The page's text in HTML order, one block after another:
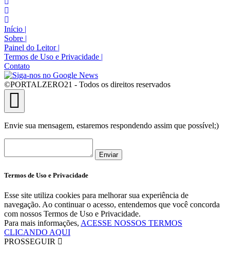
Início |
Sobre |
Painel do Leitor |
Termos de Uso e Privacidade |
Contato
©PORTALZERO21 - Todos os direitos reservados
Envie sua mensagem, estaremos respondendo assim que possível;)
Enviar
Termos de Uso e Privacidade
Esse site utiliza cookies para melhorar sua experiência de
navegação. Ao continuar o acesso, entendemos que você concorda
com nossos Termos de Uso e Privacidade.
Para mais informações, ACESSE NOSSOS TERMOS
CLICANDO AQUI
PROSSEGUIR